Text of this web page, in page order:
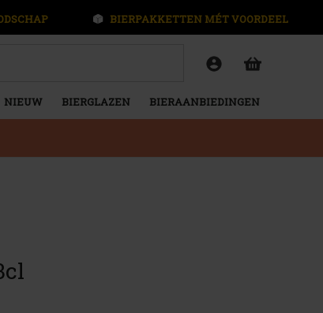
BIERPAKKETTEN MÉT VOORDEEL
NIEUW BIERGLAZEN BIERAANBIEDINGEN